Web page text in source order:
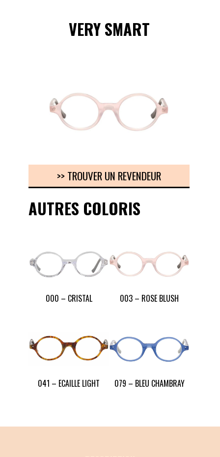
VERY SMART
>> TROUVER UN REVENDEUR
AUTRES COLORIS
000 – CRISTAL 003 – ROSE BLUSH
041 – ECAILLE LIGHT 079 – BLEU CHAMBRAY